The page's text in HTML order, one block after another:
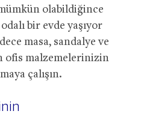
olabildiğince
bir evde yaşıyor
masa, sandalye ve
ofis malzemelerinizin
çalışın.